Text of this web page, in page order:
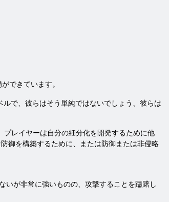
できています。
で、彼らはそう単純ではないでしょう、彼らは
レイヤーは自分の細分化を開発するために他
御を構築するために、または防御または非侵略
いが非常に強いものの、攻撃することを躊躇し